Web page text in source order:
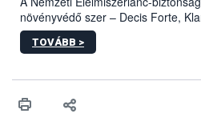
növényvédő szer – Decis Forte,
engedélyokiratát módosította, így
egészen a vesszőérettség (BBCH
érésű szőlőkben is legyen
felhasználók számára is elérhető
TOVÁBB >